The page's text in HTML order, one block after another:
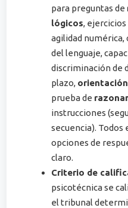
para preguntas de
lógicos, ejercicios
agilidad
del lenguaje,
discriminación de
plazo,
prueba de
instrucciones
secuencia).
opciones de
claro.
Criterio de
psicotécnica se
el tribunal